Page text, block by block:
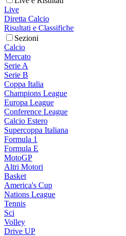
Live
Diretta Calcio
Risultati e Classifiche
Sezioni
Calcio
Mercato
Serie A
Serie B
Coppa Italia
Champions League
Europa League
Conference League
Calcio Estero
Supercoppa Italiana
Formula 1
Formula E
MotoGP
Altri Motori
Basket
America's Cup
Nations League
Tennis
Sci
Volley
Drive UP